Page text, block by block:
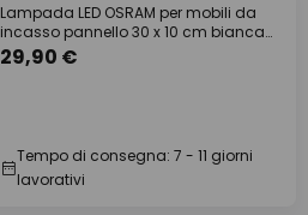
Lampada LED OSRAM per mobili da
incasso pannello 30 x 10 cm bianca
CCT
29,90 €
Tempo di consegna: 7 - 11 giorni
lavorativi